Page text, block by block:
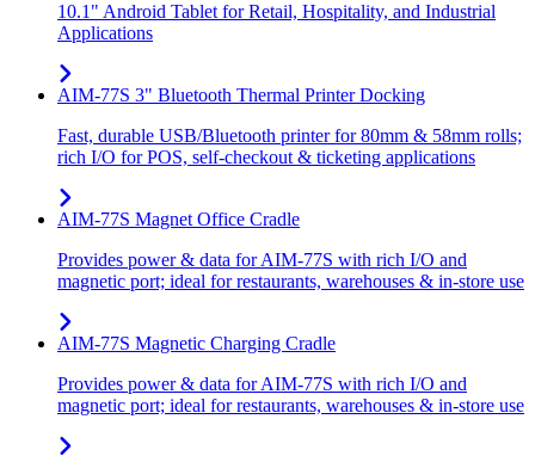
10.1" Android Tablet for Retail, Hospitality, and Industrial
Applications
AIM-77S 3" Bluetooth Thermal Printer Docking
Fast, durable USB/Bluetooth printer for 80mm & 58mm rolls;
rich I/O for POS, self-checkout & ticketing applications
AIM-77S Magnet Office Cradle
Provides power & data for AIM-77S with rich I/O and
magnetic port; ideal for restaurants, warehouses & in-store use
AIM-77S Magnetic Charging Cradle
Provides power & data for AIM-77S with rich I/O and
magnetic port; ideal for restaurants, warehouses & in-store use